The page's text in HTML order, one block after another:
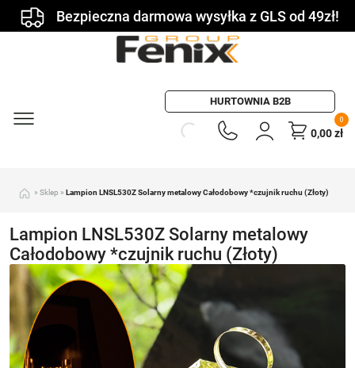
Bezpieczna darmowa wysyłka z GLS od 49zł!
HURTOWNIA B2B
0
0,00zł
» Sklep » Lampion LNSL530Z Solarny metalowy Całodobowy *czujnik ruchu (Złoty)
Lampion LNSL530Z Solarny metalowy
Całodobowy *czujnik ruchu (Złoty)